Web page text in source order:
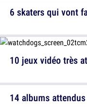
6 skaters qui vont
14 albums
10 jeux vidéo très